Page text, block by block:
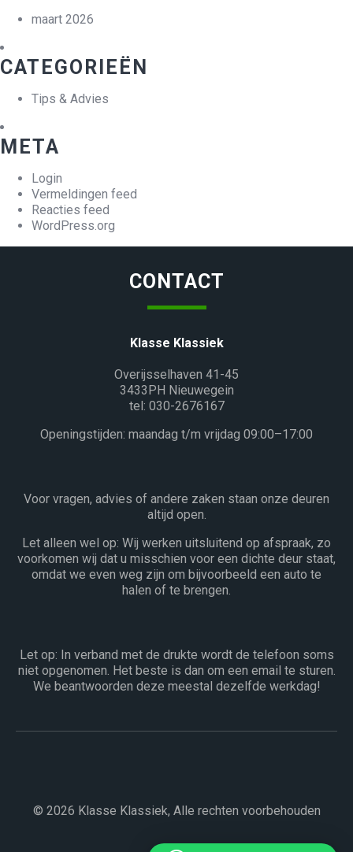
maart 2026
CATEGORIEËN
Tips & Advies
META
Login
Vermeldingen feed
Reacties feed
WordPress.org
CONTACT
Klasse Klassiek
Overijsselhaven 41-45
3433PH Nieuwegein
tel: 030-2676167
Openingstijden: maandag t/m vrijdag 09:00–17:00
Voor vragen, advies of andere zaken staan onze deuren
altijd open.
Let alleen wel op: Wij werken uitsluitend op afspraak, zo
voorkomen wij dat u misschien voor een dichte deur staat,
omdat we even weg zijn om bijvoorbeeld een auto te
halen of te brengen.
Let op: In verband met de drukte wordt de telefoon soms
niet opgenomen. Het beste is dan om een email te sturen.
We beantwoorden deze meestal dezelfde werkdag!
© 2026 Klasse Klassiek, Alle rechten voorbehouden